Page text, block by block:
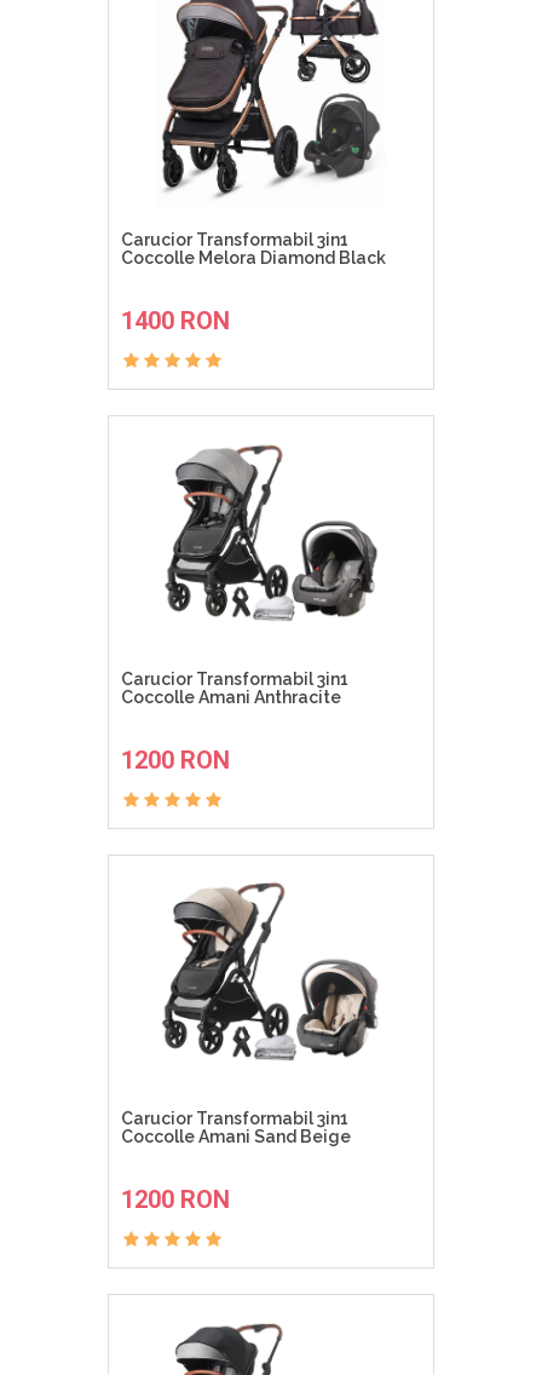
Carucior Transformabil 3in1
Coccolle Melora Diamond Black
1400 RON
Carucior Transformabil 3in1
Coccolle Amani Anthracite
1200 RON
Carucior Transformabil 3in1
Coccolle Amani Sand Beige
1200 RON